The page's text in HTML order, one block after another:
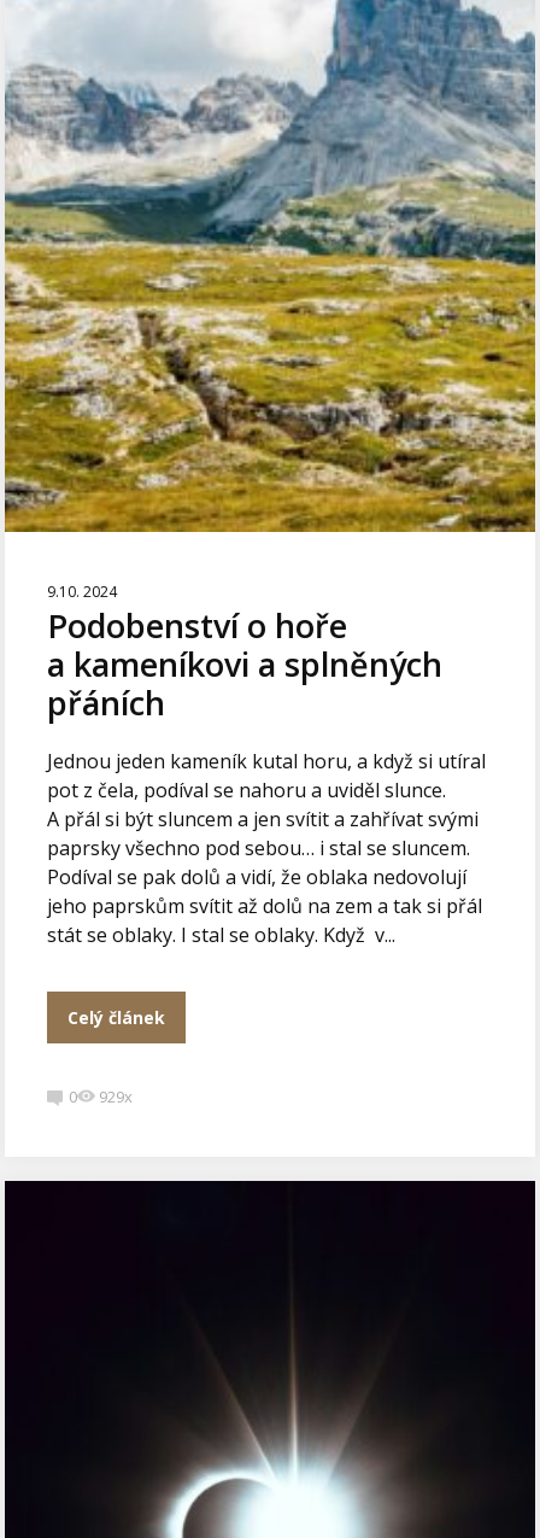
9.10. 2024
Podobenství o hoře
a kameníkovi a splněných
přáních
Jednou jeden kameník kutal horu, a když si utíral
pot z čela, podíval se nahoru a uviděl slunce.
A přál si být sluncem a jen svítit a zahřívat svými
paprsky všechno pod sebou… i stal se sluncem.
Podíval se pak dolů a vidí, že oblaka nedovolují
jeho paprskům svítit až dolů na zem a tak si přál
stát se oblaky. I stal se oblaky. Když v...
Celý článek
0 929x